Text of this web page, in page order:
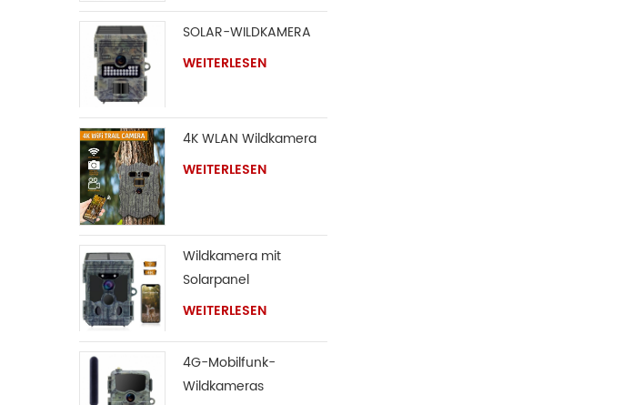
SOLAR-WILDKAMERA
WEITERLESEN
4K WLAN Wildkamera
WEITERLESEN
Wildkamera mit
Solarpanel
WEITERLESEN
4G-Mobilfunk-
Wildkameras